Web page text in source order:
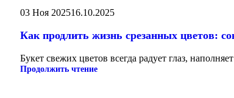
03 Ноя 202516.10.2025
Как продлить жизнь срезанных цветов:
Букет свежих цветов всегда радует глаз,
Продолжить чтение